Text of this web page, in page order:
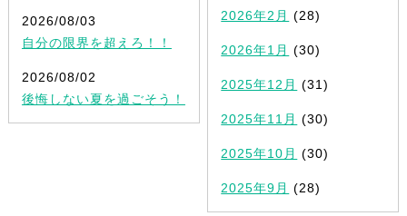
2026/08/03
自分の限界を超えろ！！
2026/08/02
後悔しない夏を過ごそう！
2026年2月 (28)
2026年1月 (30)
2025年12月 (31)
2025年11月 (30)
2025年10月 (30)
2025年9月 (28)